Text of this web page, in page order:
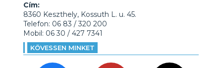
Cím:
8360 Keszthely, Kossuth L. u. 45.
Telefon: 06 83 / 320 200
Mobil: 06 30 / 427 7341
KÖVESSEN MINKET